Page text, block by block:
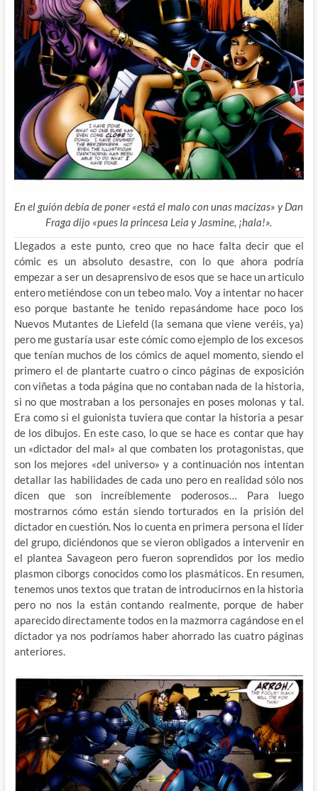
En el guión debía de poner «está el malo con unas macizas» y Dan
Fraga dijo «pues la princesa Leia y Jasmine, ¡hala!».
Llegados a este punto, creo que no hace falta decir que el
cómic es un absoluto desastre, con lo que ahora podría
empezar a ser un desaprensivo de esos que se hace un articulo
entero metiéndose con un tebeo malo. Voy a intentar no hacer
eso porque bastante he tenido repasándome hace poco los
Nuevos Mutantes de Liefeld (la semana que viene veréis, ya)
pero me gustaría usar este cómic como ejemplo de los excesos
que tenían muchos de los cómics de aquel momento, siendo el
primero el de plantarte cuatro o cinco páginas de exposición
con viñetas a toda página que no contaban nada de la historia,
si no que mostraban a los personajes en poses molonas y tal.
Era como si el guionista tuviera que contar la historia a pesar
de los dibujos. En este caso, lo que se hace es contar que hay
un «dictador del mal» al que combaten los protagonistas, que
son los mejores «del universo» y a continuación nos intentan
detallar las habilidades de cada uno pero en realidad sólo nos
dicen que son increíblemente poderosos… Para luego
mostrarnos cómo están siendo torturados en la prisión del
dictador en cuestión. Nos lo cuenta en primera persona el líder
del grupo, diciéndonos que se vieron obligados a intervenir en
el plantea Savageon pero fueron soprendidos por los medio
plasmon ciborgs conocidos como los plasmáticos. En resumen,
tenemos unos textos que tratan de introducirnos en la historia
pero no nos la están contando realmente, porque de haber
aparecido directamente todos en la mazmorra cagándose en el
dictador ya nos podríamos haber ahorrado las cuatro páginas
anteriores.